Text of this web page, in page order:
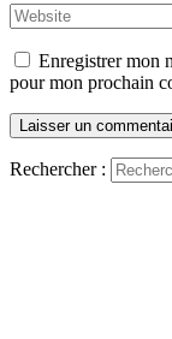
Enregistrer mon
pour mon prochain
Rechercher :